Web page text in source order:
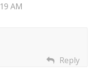
AM
Reply